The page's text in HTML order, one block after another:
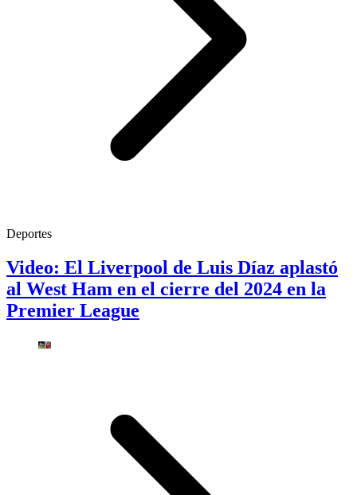
Deportes
Video: El Liverpool de Luis Díaz aplastó
al West Ham en el cierre del 2024 en la
Premier League